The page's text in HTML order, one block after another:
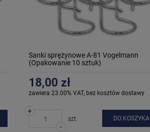
Sanki sprężynowe A-81 Vogelmann
(Opakowanie 10 sztuk)
18,00 zł
zawiera 23.00% VAT, bez kosztów dostawy
-
+
szt. DO KOSZYKA